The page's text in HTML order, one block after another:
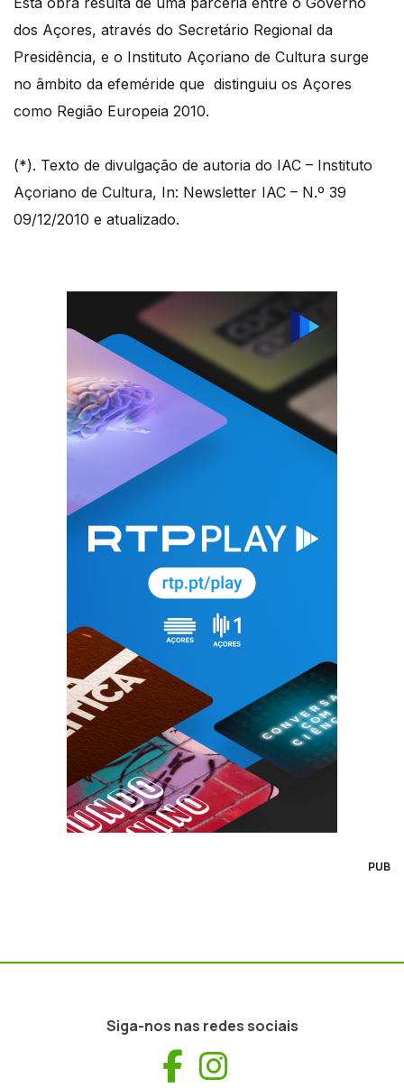
dos Açores, através do Secretário Regional da
Presidência, e o Instituto Açoriano de Cultura surge
no âmbito da efeméride que distinguiu os Açores
como Região Europeia 2010.
(*). Texto de divulgação de autoria do IAC – Instituto
Açoriano de Cultura, In: Newsletter IAC – N.º 39
PUB
Siga-nos nas redes sociais
Facebook